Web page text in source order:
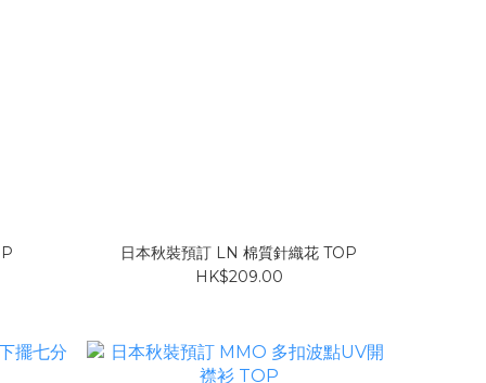
日本秋裝預訂 LN 棉質針織花 TOP
HK$209.00